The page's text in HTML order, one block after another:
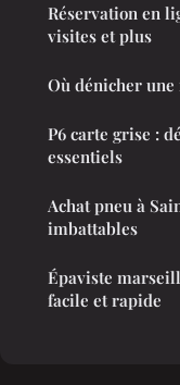
Réservation en
visites et plus
Où dénicher
P6 carte grise :
essentiels
Achat pneu à
imbattables
Épaviste
facile et rapide